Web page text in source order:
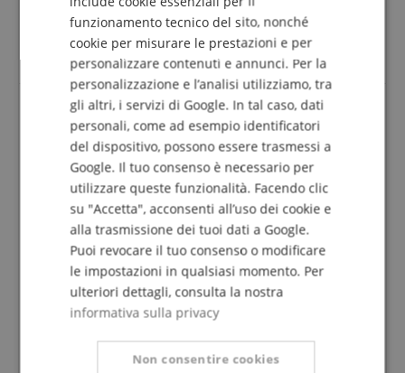
negozio online e che hanno effettivamente
acquistato il prodotto da noi possono inviare una
valutazione per l'articolo nel conto cliente.
Questo ukulele è una bellezza!
Recensione di MARTIN
il 19.10.2024
Questa recensione è stata tradotta automaticamente. Lingua
originale
acquisto verificato
Ragazzi, le persone di Ortega hanno davvero fatto il
passo più lungo della gamba e potete ottenere quello
che considero uno strumento di qualità superiore
realizzato con materiali di alta qualità a un prezzo
ragionevole.
scorrevoli e probabilmente anche le corde sono
ITALIAN
SPANISH
funzionamento tecnico del sito, nonché
cookie per misurare le prestazioni e per
personalizzare contenuti e annunci. Per la
personalizzazione e l’analisi utilizziamo, tra
gli altri, i servizi di Google. In tal caso, dati
personali, come ad esempio identificatori
del dispositivo, possono essere trasmessi a
Google. Il tuo consenso è necessario per
utilizzare queste funzionalità. Facendo clic
su "Accetta", acconsenti all’uso dei cookie e
alla trasmissione dei tuoi dati a Google.
Puoi revocare il tuo consenso o modificare
le impostazioni in qualsiasi momento. Per
ulteriori dettagli, consulta la nostra
informativa sulla privacy
Non consentire cookies